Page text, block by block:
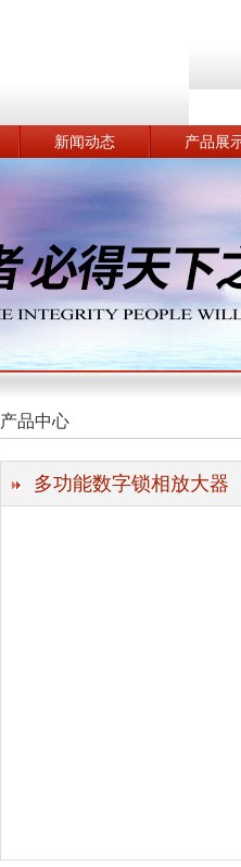
新闻动态 产品展
产品中心
多功能数字锁相放大器